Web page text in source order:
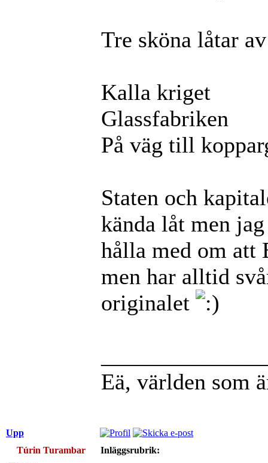
Tre sköna låtar
Kalla kriget
Glassfabriken
På väg till
Staten och
kända låt men
hålla med om att
men har alltid
originalet
Eä, världen som
Upp
Túrin Turambar
Inläggsrubrik: